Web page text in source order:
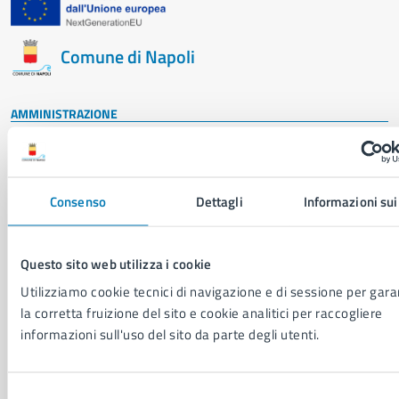
Consenso Dettagli Informazioni
Questo sito web utilizza i cookie
Utilizziamo cookie tecnici di navigazione e di sessione per
la corretta fruizione del sito e cookie analitici per raccogliere
informazioni sull'uso del sito da parte degli utenti.
Comune di Napoli
AMMINISTRAZIONE
Aree amministrative
Organi di governo
Enti e fondazioni
Personale amministrativo
Documenti e dati
Intranet, posta aziendale e protocollo